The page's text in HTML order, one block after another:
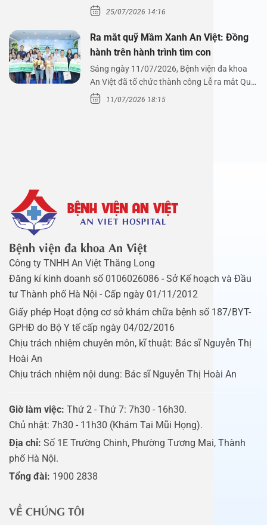
xoang cùng PGS.…
25/07/2026 14:16
Ra mắt quỹ Mầm Xanh An Việt: Đồng
hành trên hành trình tìm con
Sáng ngày 11/07/2026, Bệnh viện đa khoa
An Việt đã tổ chức thành công Lễ ra mắt Quỹ
Mầm Xanh…
11/07/2026 18:15
Bệnh viện đa khoa An Việt
Công ty TNHH An Việt Thăng Long
Đăng kí kinh doanh số 0106026086 - Sở Kế hoạch và Đầu
tư Thành phố Hà Nội - Cấp ngày 01/11/2012
Giấy phép Hoạt động cơ sở khám chữa bệnh số 187/BYT-
GPHĐ do Bộ Y tế cấp ngày 04/02/2016
Chịu trách nhiệm chuyên môn, kĩ thuật: Bác sĩ Nguyễn Thị
Hoài An
Chịu trách nhiệm nội dung: Bác sĩ Nguyễn Thị Hoài An
Giờ làm việc: Thứ 2 - Thứ 7: 7h30 - 16h30.
Chủ nhật: 7h30 - 11h30 (Khám Tai Mũi Họng).
Địa chỉ: Số 1E Trường Chinh, Phường Tương Mai, Thành
phố Hà Nội.
Tổng đài: 1900 2838
VỀ CHÚNG TÔI